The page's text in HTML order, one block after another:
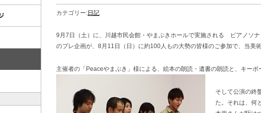
カテゴリー:日記
9月7日（土）に、川越市民会館・やまぶきホールで実施される ピアノソ
のプレ企画が、8月11日（日）に約100人もの大勢の皆様のご参加で、当美
主催者の「Peaceやまぶき」様による、絵本の朗読・遺書の朗読と、キー
そして公演の終
た。それは、何